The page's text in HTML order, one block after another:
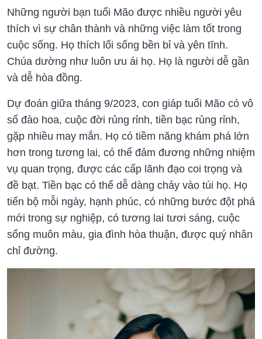
Những người bạn tuổi Mão được nhiều người yêu
thích vì sự chân thành và những việc làm tốt trong
cuộc sống. Họ thích lối sống bền bỉ và yên tĩnh.
Chúa dường như luôn ưu ái họ. Họ là người dễ gần
và dễ hòa đồng.
Dự đoán giữa tháng 9/2023, con giáp tuổi Mão có vô
số đào hoa, cuộc đời rủng rỉnh, tiền bạc rủng rỉnh,
gặp nhiều may mắn. Họ có tiềm năng khám phá lớn
hơn trong tương lai, có thể đảm đương những nhiệm
vụ quan trọng, được các cấp lãnh đạo coi trọng và
đề bạt. Tiền bạc có thể dễ dàng chảy vào túi họ. Họ
tiến bộ mỗi ngày, hạnh phúc, có những bước đột phá
mới trong sự nghiệp, có tương lai tươi sáng, cuộc
sống muôn màu, gia đình hòa thuận, được quý nhân
chỉ đường.